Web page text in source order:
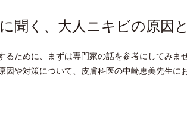
聞く、大人ニキビの原因
るために、まずは専門家の話を参考にしてみま
因や対策について、皮膚科医の中崎恵美先生に